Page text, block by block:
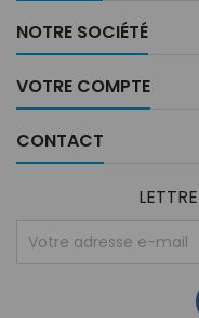
NOTRE SOCIÉTÉ
VOTRE COMPTE
CONTACT